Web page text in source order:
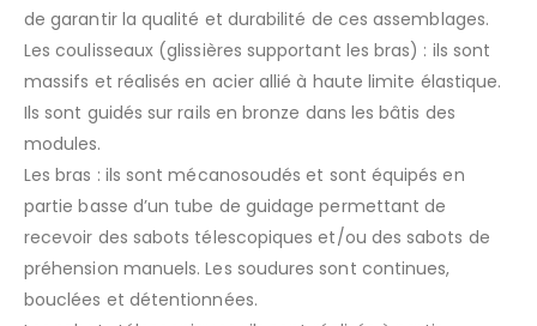
de garantir la qualité et durabilité de ces assemblages.
Les coulisseaux (glissières supportant les bras) : ils sont
massifs et réalisés en acier allié à haute limite élastique.
Ils sont guidés sur rails en bronze dans les bâtis des
modules.
Les bras : ils sont mécanosoudés et sont équipés en
partie basse d’un tube de guidage permettant de
recevoir des sabots télescopiques et/ou des sabots de
préhension manuels. Les soudures sont continues,
bouclées et détentionnées.